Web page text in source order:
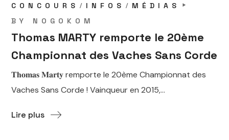
CONCOURS INFOS
MÉDIAS
BY NOGOKOM
Thomas MARTY remporte le 20ème
Championnat des Vaches Sans Corde
𝐓𝐡𝐨𝐦𝐚𝐬 𝐌𝐚𝐫𝐭𝐲 remporte le 20ème Championnat des
Vaches Sans Corde ! Vainqueur en 2015,...
Lire plus